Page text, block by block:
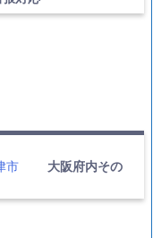
市
大阪府内その